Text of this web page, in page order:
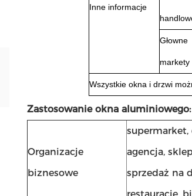
Inne informacje
Głowne
markety
Wszystkie okna i drzwi
Zastosowanie okna aluminiowego:
Organizacje
biznesowe
agencja,
sprzedaż na